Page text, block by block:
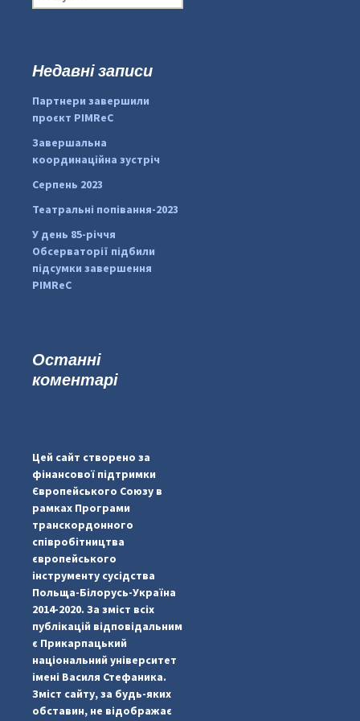
pimrec_project
о
:Недавні записи
Партнери завершили
проєкт PIMReC
Завершальна
координаційна зустріч
Серпень 2023
Театральні попівання-2023
У день 85-річчя
Обсерваторії підбили
підсумки завершення
PIMReC
Останні
коментарі
Цей сайт створено за
фінансової підтримки
Європейського Союзу в
рамках Програми
транскордонного
співробітництва
європейського
інструменту сусідства
Польща-Білорусь-Україна
2014-2020. За зміст всіх
публікацій відповідальним
є Прикарпацький
національний університет
імені Василя Стефаника.
Зміст сайту, за будь-яких
обставин, не відображає